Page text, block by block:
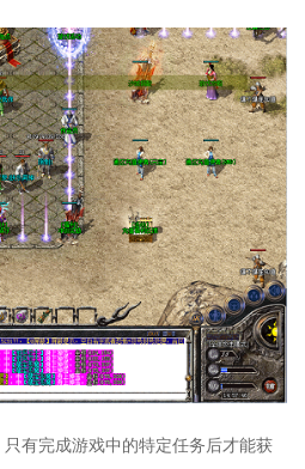
有完成游戏中的特定任务后才能获